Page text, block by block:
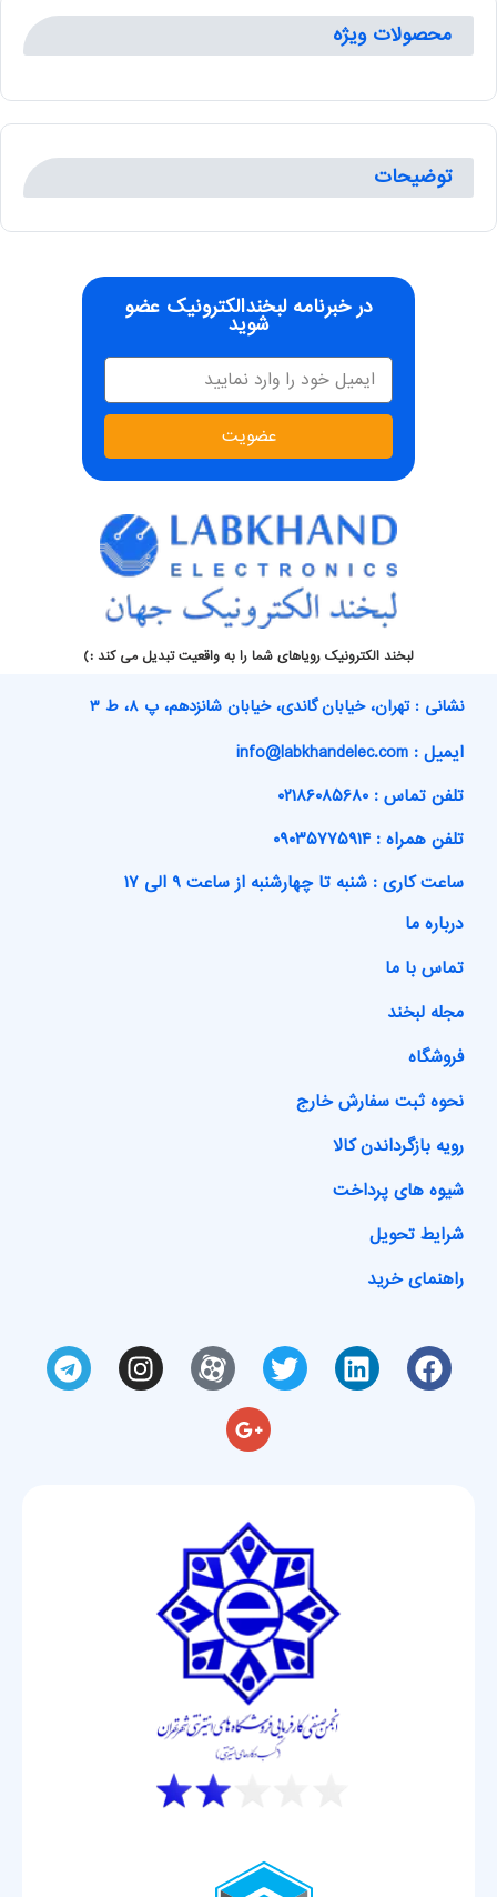
محصولات ویژه
توضیحات
در خبرنامه لبخندالکترونیک عضو
شوید
عضویت
لبخند الکترونیک رویاهای شما را به واقعیت تبدیل می کند :)
نشانی : تهران، خیابان گاندی، خیابان شانزدهم، پ ۸، ط ۳
ایمیل : info@labkhandelec.com
تلفن تماس : ۰۲۱۸۶۰۸۵۶۸۰
تلفن همراه : ۰۹۰۳۵۷۷۵۹۱۴
ساعت کاری : شنبه تا چهارشنبه از ساعت ۹ الی ۱۷
درباره ما
تماس با ما
مجله لبخند
فروشگاه
نحوه ثبت سفارش خارج
رویه بازگرداندن کالا
شیوه های پرداخت
شرایط تحویل
راهنمای خرید